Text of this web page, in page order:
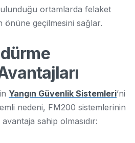
ortamlarda felaket
önüne geçilmesini sağlar.
Yangın Güvenlik Sistemleri’ni
nedeni, FM200 sistemlerinin
sahip olmasıdır: